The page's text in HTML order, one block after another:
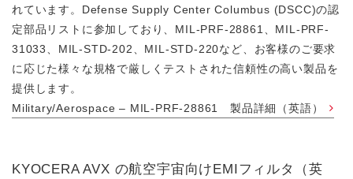
れています。Defense Supply Center Columbus (DSCC)の認
定部品リストに参加しており、MIL-PRF-28861、MIL-PRF-
31033、MIL-STD-202、MIL-STD-220など、お客様のご要求
に応じた様々な規格で厳しくテストされた信頼性の高い製品を
提供します。
Military/Aerospace – MIL-PRF-28861 製品詳細（英語）
KYOCERA AVX の航空宇宙向けEMIフィルタ（英